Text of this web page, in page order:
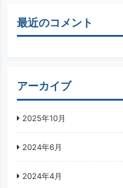
最近のコメント
アーカイブ
2025年10月
2024年6月
2024年4月